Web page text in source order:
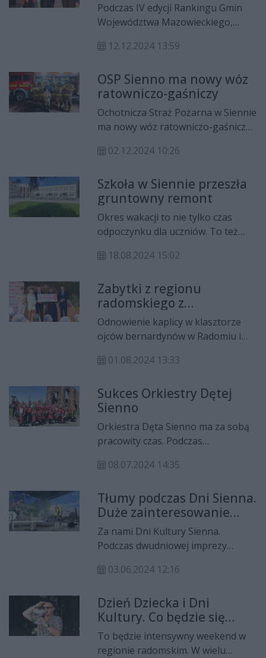
Podczas IV edycji Rankingu Gmin
Województwa Mazowieckiego,
burmistrz Sienna Mariusz Strąk
powiatu lipskiego w 2024 roku w
kategoriach gospodarczej,
społecznej, środowiskowej oraz
przestrzennej.
12.12.2024 13:59
OSP Sienno ma nowy wóz
ratowniczo-gaśniczy
Ochotnicza Straż Pożarna w Siennie
ma nowy wóz ratowniczo-gaśniczy.
województwa mazowieckiego
02.12.2024 10:26
Szkoła w Siennie przeszła
gruntowny remont
Okres wakacji to nie tylko czas
odpoczynku dla uczniów. To też
oświatowych wykonywane są
Zespołu Szkół Ogólnokształcących
w Siennie, który przeszedł
gruntowną przebudowę i
modernizację.
18.08.2024 15:02
Zabytki z regionu
radomskiego z
dofinansowaniem
Odnowienie kaplicy w klasztorze
ojców bernardynów w Radomiu i
budynku dzwonnicy – to przykłady
dzięki wsparciu samorządu
województwa mazowieckiego w
ramach projektu „Mazowsze dla
zabytków".
01.08.2024 13:33
Sukces Orkiestry Dętej
Sienno
Orkiestra Dęta Sienno ma za sobą
pracowity czas. Podczas
"Gryfickie Dęciaki", który odbył się w
Orkiestra Dęta Sienno odniosła
ogromny sukces, zdobywając aż
trzy brązowe medale w
kategoriach: Koncert, Przemarsz
08.07.2024 14:35
Tłumy podczas Dni Sienna.
Duże zainteresowanie
występem grupy Playboys
Za nami Dni Kultury Sienna.
Podczas dwudniowej imprezy
Największym zainteresowaniem
polo: grupy Playboys oraz Pięknych
i Młodych.
03.06.2024 12:16
Dzień Dziecka i Dni
Kultury. Co będzie się
działo w weekend w
regionie?
To będzie intensywny weekend w
regionie radomskim. W wielu